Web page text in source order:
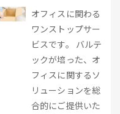
オフィスに関わる
ワンストップサー
ビスです。 バルテ
ックが培った、オ
フィスに関するソ
リューションを総
合的にご提供いた